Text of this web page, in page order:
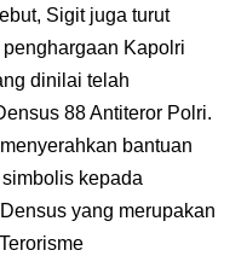
Sigit juga turut
Kapolri
dinilai telah
88 Antiteror Polri.
bantuan
kepada
yang merupakan